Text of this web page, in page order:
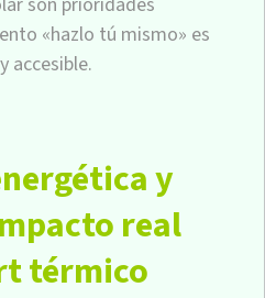
«hazlo tú mismo» es
accesible.
y
real
térmico